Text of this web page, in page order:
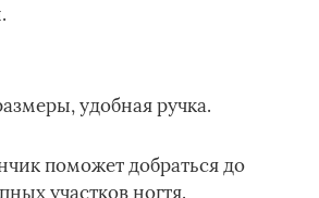
удобная ручка.
поможет добраться до
участков ногтя.